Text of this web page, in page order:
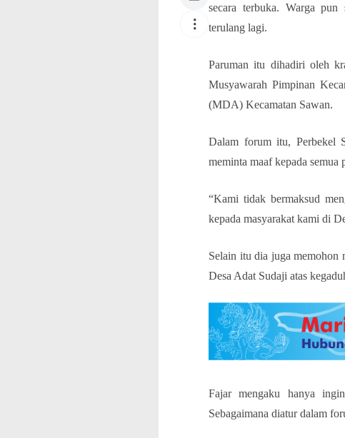
secara terbuka. Warga
terulang lagi.
Paruman itu dihadiri oleh
Musyawarah Pimpinan
(MDA) Kecamatan Sawan.
Dalam forum itu, Perbekel
meminta maaf kepada
“Kami tidak bermaksud
kepada masyarakat kami di
Selain itu dia juga memohon
Desa Adat Sudaji atas
Fajar mengaku hanya
Sebagaimana diatur dalam